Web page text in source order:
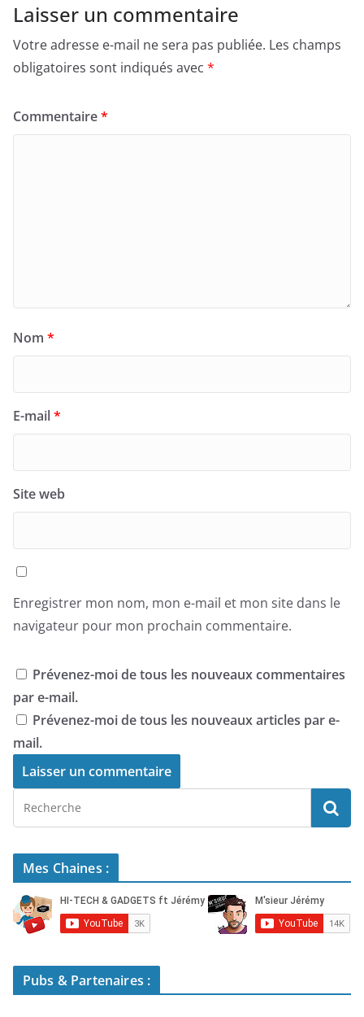
Laisser un commentaire
Votre adresse e-mail ne sera pas publiée. Les champs
obligatoires sont indiqués avec *
Commentaire*
Nom *
E-mail*
Site web
Enregistrer mon nom, mon e-mail et mon site dans le
navigateur pour mon prochain commentaire.
Prévenez-moi de tous les nouveaux commentaires
par e-mail.
Prévenez-moi de tous les nouveaux articles par e-
mail.
Mes Chaines :
Pubs & Partenaires :